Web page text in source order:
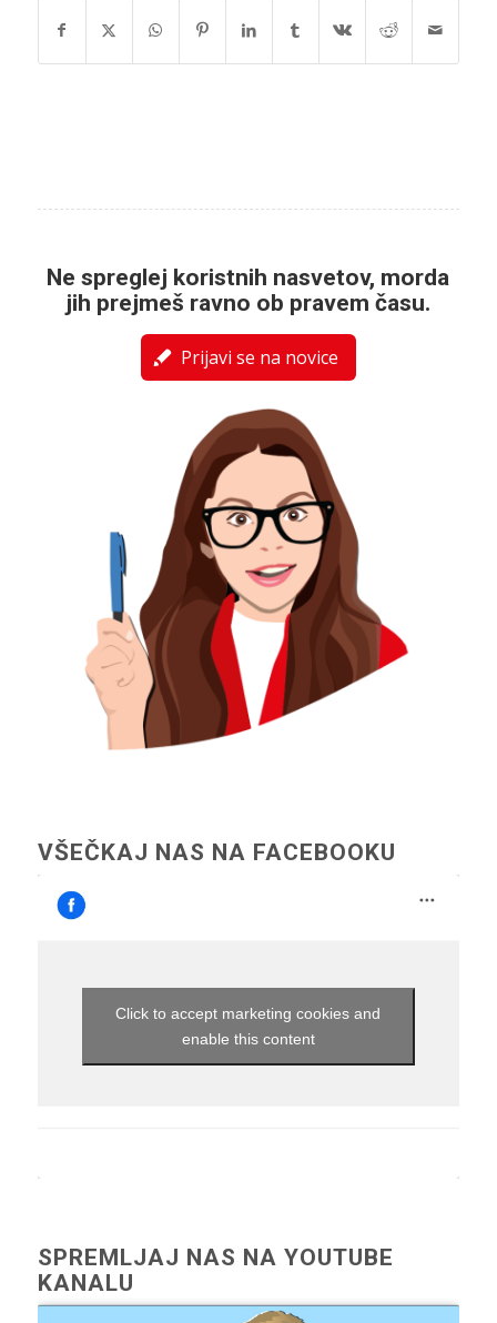
Ne spreglej koristnih nasvetov, morda
jih prejmeš ravno ob pravem času.
Prijavi se na novice
VŠEČKAJ NAS NA FACEBOOKU
Click to accept marketing cookies and
enable this content
SPREMLJAJ NAS NA YOUTUBE
KANALU